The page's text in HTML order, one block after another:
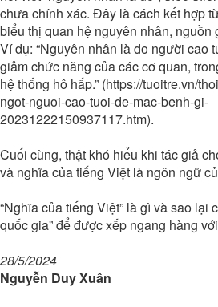
chưa chính xác. Đây là cách kết hợp
biểu thị quan hệ nguyên nhân, nguồn
Ví dụ: “Nguyên nhân là do người cao
giảm chức năng của các cơ quan,
hệ thống hô hấp.” (https://tuoitre.vn/
ngot-nguoi-cao-tuoi-de-mac-benh-gi-
20231222150937117.htm).
Cuối cùng, thật khó hiểu khi tác giả
và nghĩa của tiếng Việt là ngôn ngữ
“Nghĩa của tiếng Việt” là gì và sao lại
quốc gia” để được xếp ngang hàng
28/5/2024
Nguyễn Duy Xuân